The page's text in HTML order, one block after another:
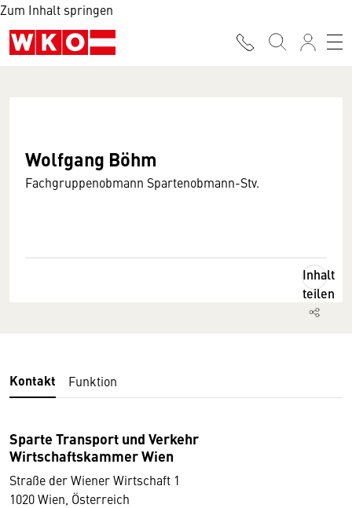
Zum Inhalt springen
Wolfgang Böhm
Fachgruppenobmann Spartenobmann-Stv.
Inhalt
teilen
Kontakt Funktion
Sparte Transport und Verkehr
Wirtschaftskammer Wien
Straße der Wiener Wirtschaft 1
1020 Wien, Österreich